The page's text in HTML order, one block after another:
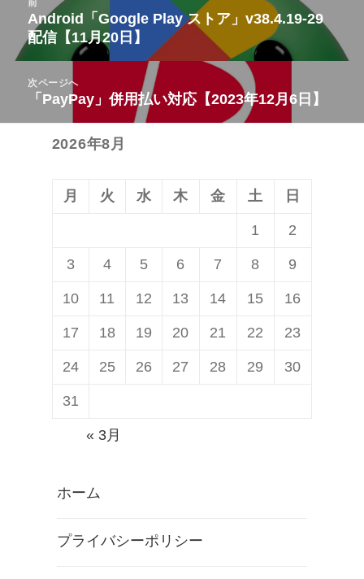
前
の
稿:
Android「Google Play ストア」v38.4.19-29
配信【11月20日】
次ページへ
次
の
「PayPay」併用払い対応【2023年12月6日】
2026年8月
月 火 水 木 金 土 日
1 2
3 4 5 6 7 8 9
10 11 12 13 14 15 16
17 18 19 20 21 22 23
24 25 26 27 28 29 30
31
« 3月
ホーム
プライバシーポリシー